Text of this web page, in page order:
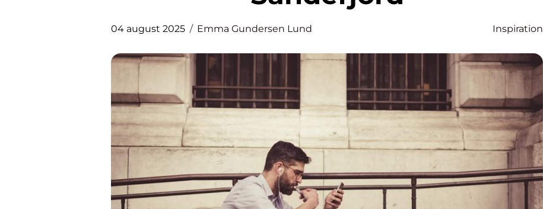
04 august 2025 Emma Gundersen Lund Inspiration